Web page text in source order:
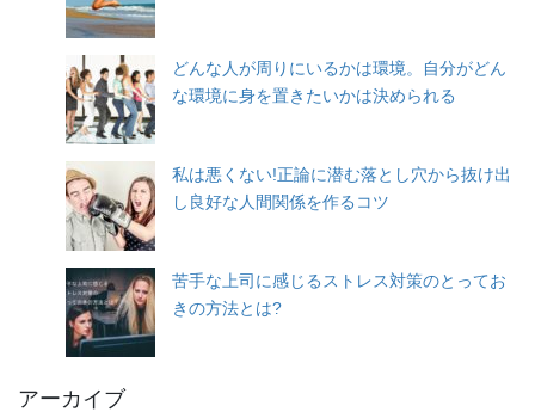
どんな人が周りにいるかは環境。自分がどん
な環境に身を置きたいかは決められる
私は悪くない!正論に潜む落とし穴から抜け出
し良好な人間関係を作るコツ
苦手な上司に感じるストレス対策のとってお
きの方法とは?
アーカイブ